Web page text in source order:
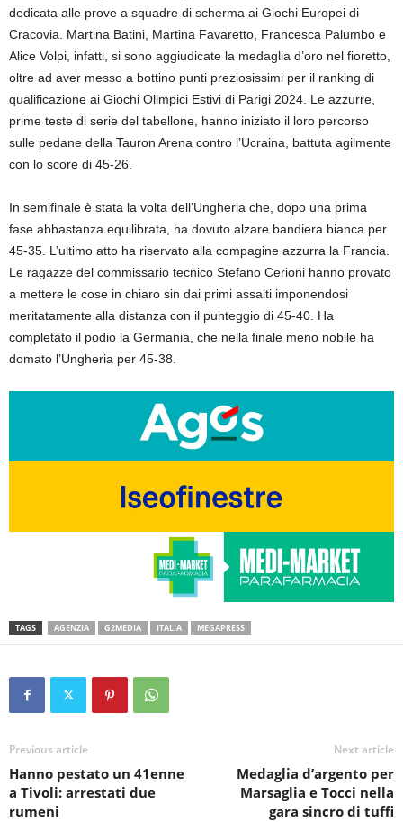
dedicata alle prove a squadre di scherma ai Giochi Europei di
Cracovia. Martina Batini, Martina Favaretto, Francesca Palumbo e
Alice Volpi, infatti, si sono aggiudicate la medaglia d’oro nel fioretto,
oltre ad aver messo a bottino punti preziosissimi per il ranking di
qualificazione ai Giochi Olimpici Estivi di Parigi 2024. Le azzurre,
prime teste di serie del tabellone, hanno iniziato il loro percorso
sulle pedane della Tauron Arena contro l’Ucraina, battuta agilmente
con lo score di 45-26.
In semifinale è stata la volta dell’Ungheria che, dopo una prima
fase abbastanza equilibrata, ha dovuto alzare bandiera bianca per
45-35. L’ultimo atto ha riservato alla compagine azzurra la Francia.
Le ragazze del commissario tecnico Stefano Cerioni hanno provato
a mettere le cose in chiaro sin dai primi assalti imponendosi
meritatamente alla distanza con il punteggio di 45-40. Ha
completato il podio la Germania, che nella finale meno nobile ha
domato l’Ungheria per 45-38.
TAGS AGENZIA G2MEDIA ITALIA MEGAPRESS
Previous article
Hanno pestato un 41enne
a Tivoli: arrestati due
rumeni
Next article
Medaglia d’argento per
Marsaglia e Tocci nella
gara sincro di tuffi